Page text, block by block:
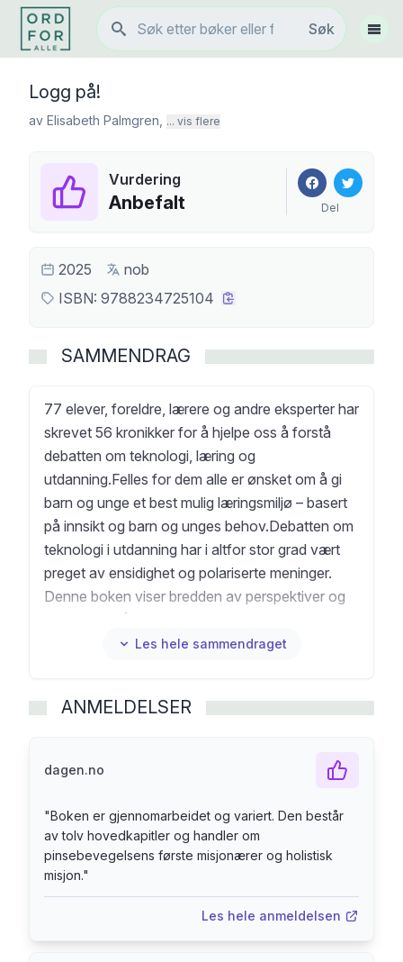
Søk
Søk
Vis
Logg på!
av Elisabeth Palmgren ... vis flere
Vurdering
Anbefalt Del
2025
nob
ISBN: 9788234725104
SAMMENDRAG
77 elever, foreldre, lærere og andre eksperter har
skrevet 56 kronikker for å hjelpe oss å forstå
debatten om teknologi, læring og
utdanning.Felles for dem alle er ønsket om å gi
barn og unge et best mulig læringsmiljø – basert
på innsikt og barn og unges behov.Debatten om
teknologi i utdanning har i altfor stor grad vært
preget av ensidighet og polariserte meninger.
Denne boken viser bredden av perspektiver og
teknologibruk.Initiert og samlet av Elisabeth
digital utvikling – er dette en invitasjon til en mer
samtale om hva barna våre egentlig trenger.
Les hele sammendraget
ANMELDELSER
dagen.no
"Boken er gjennomarbeidet og variert. Den består
av tolv hovedkapitler og handler om
pinsebevegelsens første misjonærer og holistisk
misjon."
Les hele anmeldelsen